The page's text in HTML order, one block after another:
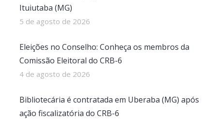
Ituiutaba (MG)
5 de agosto de 2026
Eleições no Conselho: Conheça os membros da
Comissão Eleitoral do CRB-6
4 de agosto de 2026
Bibliotecária é contratada em Uberaba (MG) após
ação fiscalizatória do CRB-6